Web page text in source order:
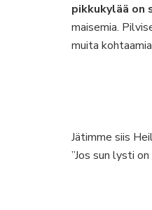
pikkukylää on
maisemia.
muita
Jätimme siis
”Jos sun lysti